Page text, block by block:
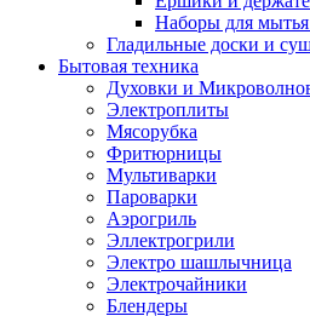
Наборы для
Гладильные доски и
Бытовая техника
Духовки и
Электроплиты
Мясорубка
Фритюрницы
Мультиварки
Пароварки
Аэрогриль
Эллектрогрили
Электро шашлычница
Электрочайники
Блендеры